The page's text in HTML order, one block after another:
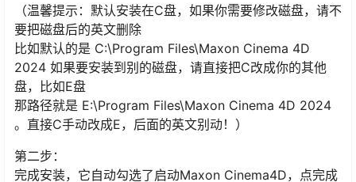
（温馨提示：默认安装在C盘，如果你需要修改磁盘，请不
要把磁盘后的英文删除
比如默认的是 C:\Program Files\Maxon Cinema 4D
2024 如果要安装到别的磁盘，请直接把C改成你的其他
盘，比如E盘
那路径就是 E:\Program Files\Maxon Cinema 4D 2024
。直接C手动改成E，后面的英文别动！）
第二步：
完成安装，它自动勾选了启动Maxon Cinema4D，点完成